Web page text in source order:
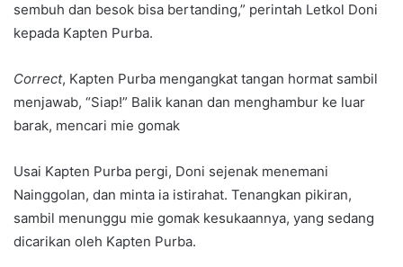
sembuh dan besok bisa bertanding,” perintah Letkol Doni
kepada Kapten Purba.
Correct, Kapten Purba mengangkat tangan hormat sambil
menjawab, “Siap!” Balik kanan dan menghambur ke luar
barak, mencari mie gomak
Usai Kapten Purba pergi, Doni sejenak menemani
Nainggolan, dan minta ia istirahat. Tenangkan pikiran,
sambil menunggu mie gomak kesukaannya, yang sedang
dicarikan oleh Kapten Purba.